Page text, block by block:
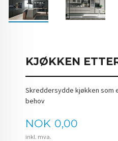
KJØKKEN
Skreddersydde kjøkken som
behov
Pris
NOK 0,00
inkl. mva.